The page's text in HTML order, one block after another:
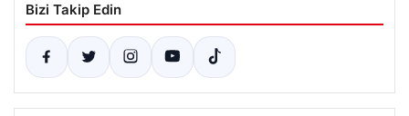
Bizi Takip Edin